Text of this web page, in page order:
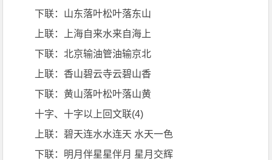
下联：山东落叶松叶落东山
上联：上海自来水来自海上
下联：北京输油管油输京北
上联：香山碧云寺云碧山香
下联：黄山落叶松叶落山黄
十字、十字以上回文联(4)
上联：碧天连水水连天 水天一色
下联：明月伴星星伴月 星月交辉